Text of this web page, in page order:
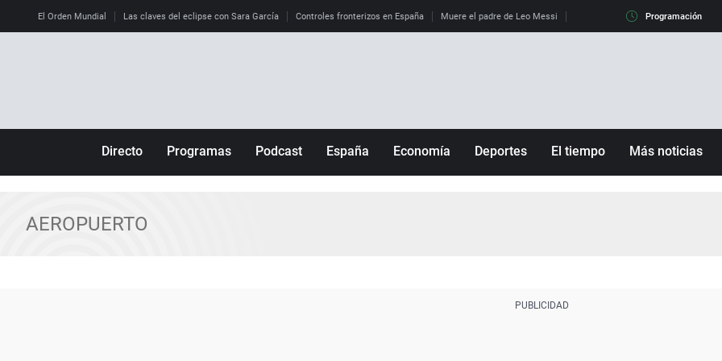
El Orden Mundial Las claves del eclipse con Sara García Controles fronterizos en España Muere el padre de Leo Messi La diferencia entre observar el
Programación
Directo Programas
Julia en la onda
Podcast España Economía Deportes El tiempo Más noticias
AEROPUERTO